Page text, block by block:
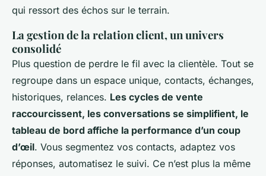
qui ressort des échos sur le terrain.
La gestion de la relation client, un univers
consolidé
Plus question de perdre le fil avec la clientèle. Tout se
regroupe dans un espace unique, contacts, échanges,
historiques, relances. Les cycles de vente
raccourcissent, les conversations se simplifient, le
tableau de bord affiche la performance d’un coup
d’œil. Vous segmentez vos contacts, adaptez vos
réponses, automatisez le suivi. Ce n’est plus la même